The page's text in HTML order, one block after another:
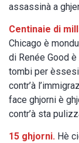
assassinà a
Centinaie di
Chicago è
di Renée Good
tombi per
contr’à
face ghjorni è
contr’à sta
15 ghjorni. Hè